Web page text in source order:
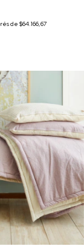
de $64.166,67